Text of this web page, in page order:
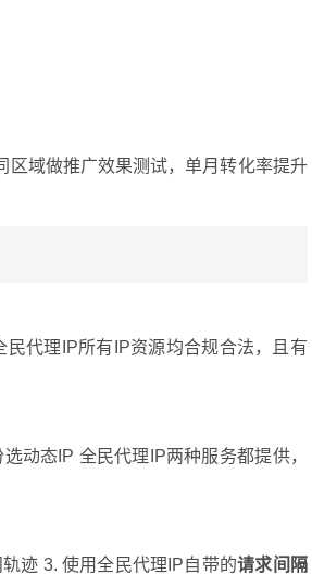
区域做推广效果测试，单月转化率提升
代理IP所有IP资源均合规合法，且有
动态IP 全民代理IP两种服务都提供，
迹 3. 使用全民代理IP自带的请求间隔